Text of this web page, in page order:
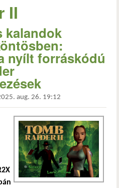
II
kalandok
nyílt forráskódú
aug. 26. 19:12